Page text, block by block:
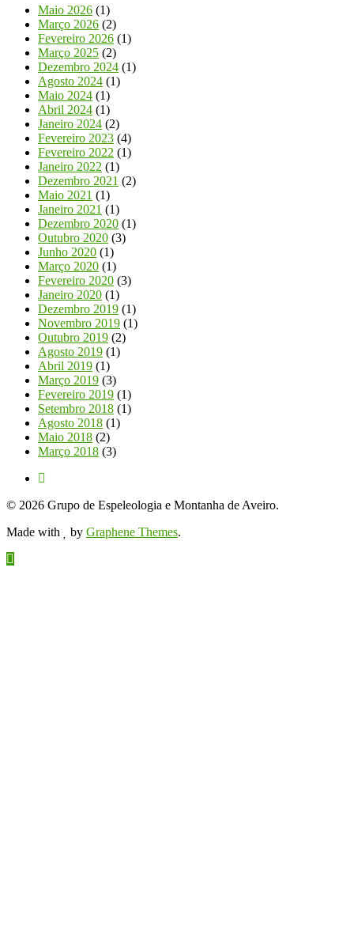
Maio 2026 (1)
Março 2026 (2)
Fevereiro 2026 (1)
Março 2025 (2)
Dezembro 2024 (1)
Agosto 2024 (1)
Maio 2024 (1)
Abril 2024 (1)
Janeiro 2024 (2)
Fevereiro 2023 (4)
Fevereiro 2022 (1)
Janeiro 2022 (1)
Dezembro 2021 (2)
Maio 2021 (1)
Janeiro 2021 (1)
Dezembro 2020 (1)
Outubro 2020 (3)
Junho 2020 (1)
Março 2020 (1)
Fevereiro 2020 (3)
Janeiro 2020 (1)
Dezembro 2019 (1)
Novembro 2019 (1)
Outubro 2019 (2)
Agosto 2019 (1)
Abril 2019 (1)
Março 2019 (3)
Fevereiro 2019 (1)
Setembro 2018 (1)
Agosto 2018 (1)
Maio 2018 (2)
Março 2018 (3)
© 2026 Grupo de Espeleologia e Montanha de Aveiro.
Made with
by Graphene Themes.